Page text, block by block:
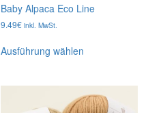
Baby Alpaca Eco Line
9.49€ inkl. MwSt.
Ausführung wählen
Varianten
auf.